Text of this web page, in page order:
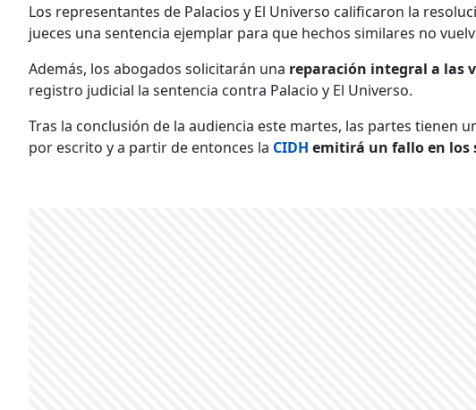
Los representantes de Palacios y El Universo calificaron la
jueces una sentencia ejemplar para que hechos similares no
Además, los abogados solicitarán una reparación integral a las
registro judicial la sentencia contra Palacio y El Universo.
Tras la conclusión de la audiencia este martes, las partes tienen
por escrito y a partir de entonces la CIDH emitirá un fallo en los